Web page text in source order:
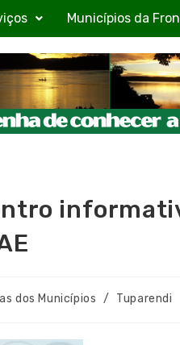
Municípios da
dos Municípios / Tuparendi